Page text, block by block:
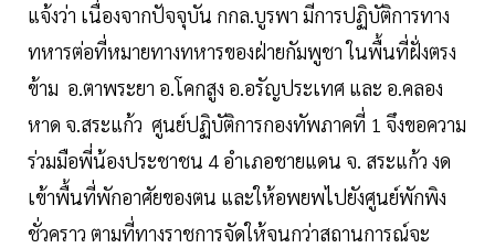
แจ้งว่า เนื่องจากปัจจุบัน กกล.บูรพา มีการปฏิบัติการทาง
ทหารต่อที่หมายทางทหารของฝ่ายกัมพูชา ในพื้นที่ฝั่งตรง
ข้าม อ.ตาพระยา อ.โคกสูง อ.อรัญประเทศ และ อ.คลอง
หาด จ.สระแก้ว ศูนย์ปฏิบัติการกองทัพภาคที่ 1 จึงขอความ
ร่วมมือพี่น้องประชาชน 4 อำเภอชายแดน จ. สระแก้ว งด
เข้าพื้นที่พักอาศัยของตน และให้อพยพไปยังศูนย์พักพิง
ชั่วคราว ตามที่ทางราชการจัดให้จนกว่าสถานการณ์จะ